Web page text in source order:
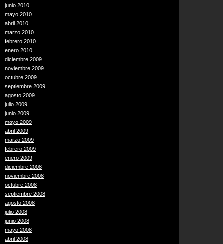
junio 2010
mayo 2010
abril 2010
marzo 2010
febrero 2010
enero 2010
diciembre 2009
noviembre 2009
octubre 2009
septiembre 2009
agosto 2009
julio 2009
junio 2009
mayo 2009
abril 2009
marzo 2009
febrero 2009
enero 2009
diciembre 2008
noviembre 2008
octubre 2008
septiembre 2008
agosto 2008
julio 2008
junio 2008
mayo 2008
abril 2008